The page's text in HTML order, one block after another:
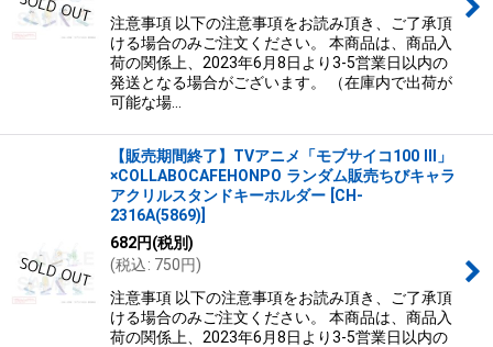
注意事項 以下の注意事項をお読み頂き、ご了承頂
ける場合のみご注文ください。 本商品は、商品入
荷の関係上、2023年6月8日より3-5営業日以内の
発送となる場合がございます。 （在庫内で出荷が
可能な場…
【販売期間終了】TVアニメ「モブサイコ100 III」
×COLLABOCAFEHONPO ランダム販売ちびキャラ
アクリルスタンドキーホルダー CH-
2316A(5869)
682円(税別)
(税込: 750円)
注意事項 以下の注意事項をお読み頂き、ご了承頂
ける場合のみご注文ください。 本商品は、商品入
荷の関係上、2023年6月8日より3-5営業日以内の